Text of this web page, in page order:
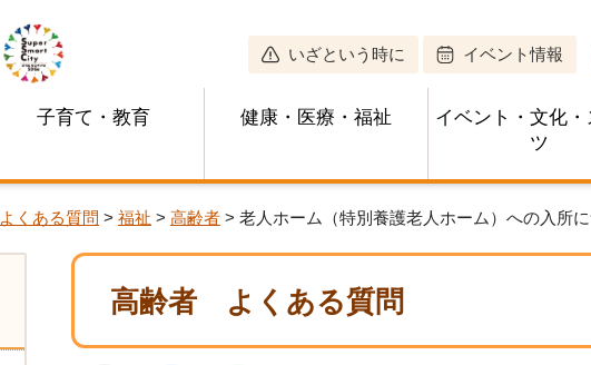
いざという時に イベント情報
子育て・教育 健康・医療・福祉
イベント・文化・
ツ
よくある質問 > 福祉 > 高齢者 > 老人ホーム（特別養護老人ホーム）への入所に
高齢者 よくある質問